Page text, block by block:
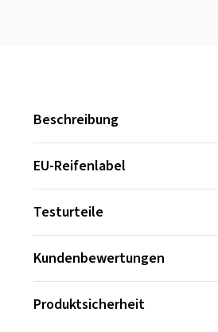
Beschreibung
EU-Reifenlabel
Testurteile
Kundenbewertungen
Produktsicherheit